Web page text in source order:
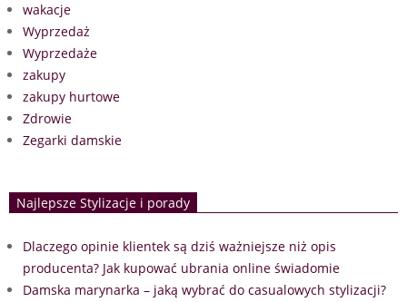
wakacje
Wyprzedaż
Wyprzedaże
zakupy
zakupy hurtowe
Zdrowie
Zegarki damskie
Najlepsze Stylizacje i porady
Dlaczego opinie klientek są dziś ważniejsze niż opis
producenta? Jak kupować ubrania online świadomie
Damska marynarka – jaką wybrać do casualowych stylizacji?